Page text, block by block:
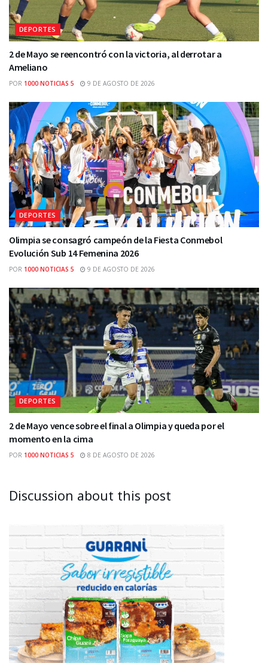
DEPORTES
2 de Mayo se reencontró con la victoria, al derrotar a
Ameliano
POR 1000 NOTICIAS 5 9 DE AGOSTO DE 2026
DEPORTES
Olimpia se consagró campeón de la Fiesta Conmebol
Evolución Sub 14 Femenina 2026
POR 1000 NOTICIAS 5 9 DE AGOSTO DE 2026
DEPORTES
2 de Mayo vence sobre el final a Olimpia y queda por el
momento en la cima
POR 1000 NOTICIAS 5 8 DE AGOSTO DE 2026
Discussion about this post